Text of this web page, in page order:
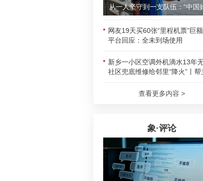
网友19天买60张“里程机票”巨
平台回应：全未到场使用
新乡一小区空调外机滴水13年
社区兜底维修给邻里“降火”丨帮
查看更多内容 >
象·评论